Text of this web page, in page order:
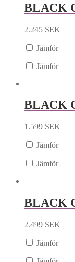
BLACK
2.245 SEK
Jämför
Jämför
BLACK
1.599 SEK
Jämför
Jämför
BLACK
2.499 SEK
Jämför